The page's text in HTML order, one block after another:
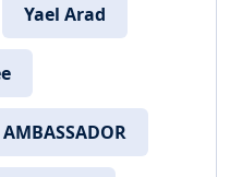
Yael Arad